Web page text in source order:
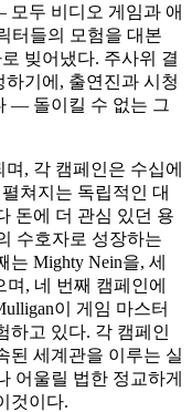
모두 비디오 게임과 애
터들의 모험을 대본
빚어냈다. 주사위 결
기에, 출연진과 시청
— 돌이킬 수 없는 그
, 각 캠페인은 수십에
쳐지는 독립적인 대
돈에 더 관심 있던 용
수호자로 성장하는
Mighty Nein을, 세
, 네 번째 캠페인에
이 게임 마스터
하고 있다. 각 캠페인
된 세계관을 이루는 실
어울릴 법한 정교하게
것이다.